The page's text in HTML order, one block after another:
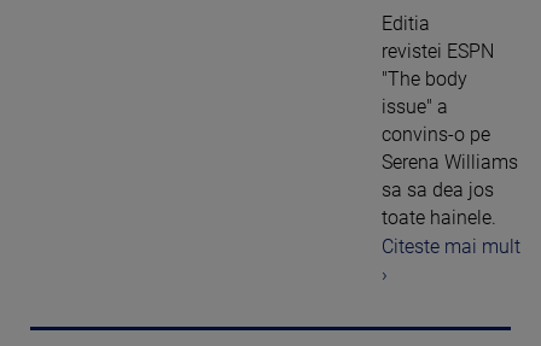
Editia
revistei ESPN
"The body
issue" a
convins-o pe
Serena Williams
sa sa dea jos
toate hainele.
Citeste mai mult
›